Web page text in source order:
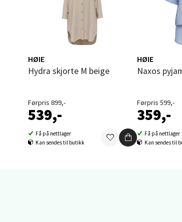
HØIE
Hydra skjorte M beige
Førpris 899,-
539,-
Få på nettlager
Kan sendes til butikk
HØIE
Naxos
Førpris 599,-
359,-
Få på nettlager
Kan sendes til